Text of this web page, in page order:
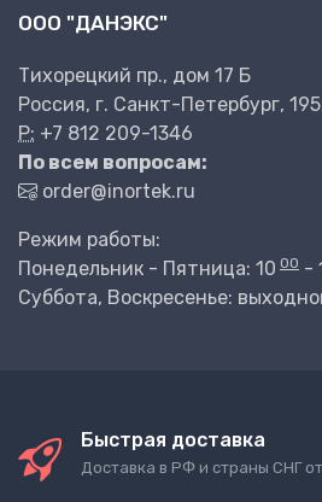
ООО "ДАНЭКС"
Тихорецкий пр., дом 17 Б
Россия, г. Санкт-Петербург,
P: +7 812 209-1346
По всем вопросам:
order@inortek.ru
Режим работы:
Понедельник - Пятница: 10 00 -
Суббота, Воскресенье:
Быстрая доставка
Доставка в РФ и страны СНГ